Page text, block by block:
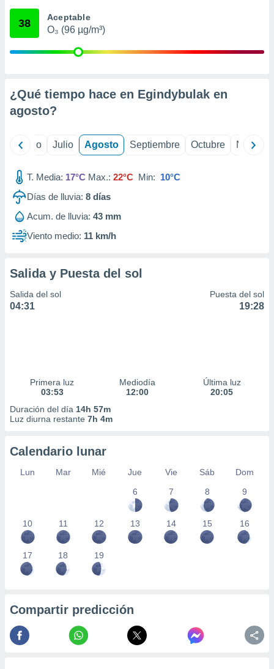
e
publicidad
1199
38 Aceptable
O₃ (96 µg/m³)
¿Qué tiempo hace en Egindybulak en
agosto?
Junio Julio Agosto Septiembre Octubre
T. Media: 17°C Max.: 22°C Min: 10°C
Días de lluvia: 8 días
Acum. de lluvia: 43 mm
Viento medio: 11 km/h
Salida y Puesta del sol
Salida del sol
04:31
Puesta del sol
19:28
Primera luz
03:53
Mediodía
12:00
Última luz
20:05
Duración del día 14h 57m
Luz diurna restante 7h 4m
Calendario lunar
Lun Mar Mié Jue Vie Sáb
Dom
6
7 8 9
10 11 12 13 14 15 16
17 18 19
Compartir predicción